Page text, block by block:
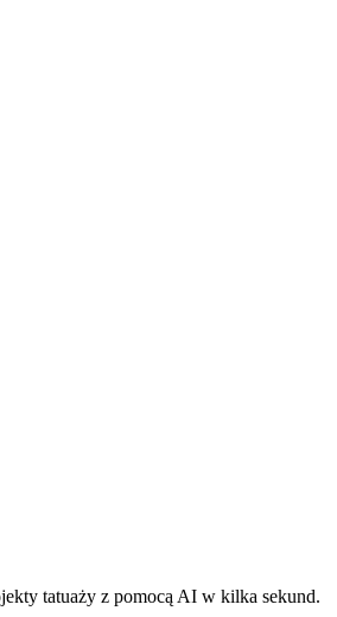
tatuaży z pomocą AI w kilka sekund.